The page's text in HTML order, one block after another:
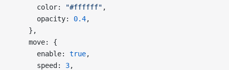
      color:
"#ffffff" ,
      opacity:
0.4,
    },
    move: {
      enable:
true,
      speed:
3,